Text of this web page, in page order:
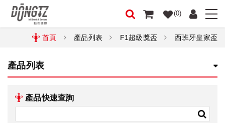
(0)
首頁 產品列表 F1超級獎盃 西班牙皇家盃
產品列表
產品快速查詢